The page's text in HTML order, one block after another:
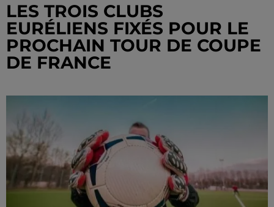
LES TROIS CLUBS
EURÉLIENS FIXÉS POUR LE
PROCHAIN TOUR DE COUPE
DE FRANCE